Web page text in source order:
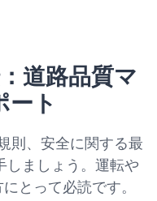
道路品質マ
ート
則、安全に関する最
ましょう。運転や
とって必読です。